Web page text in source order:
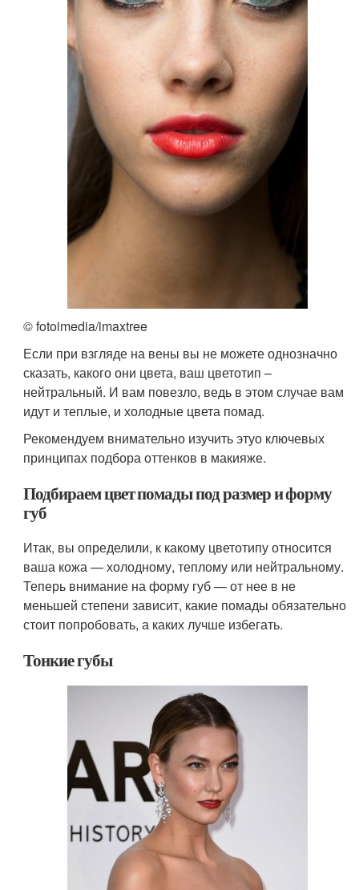
© fotoimedia/imaxtree
Если при взгляде на вены вы не можете однозначно
сказать, какого они цвета, ваш цветотип –
нейтральный. И вам повезло, ведь в этом случае вам
идут и теплые, и холодные цвета помад.
Рекомендуем внимательно изучить этуо ключевых
принципах подбора оттенков в макияже.
Подбираем цвет помады под размер и форму
губ
Итак, вы определили, к какому цветотипу относится
ваша кожа — холодному, теплому или нейтральному.
Теперь внимание на форму губ — от нее в не
меньшей степени зависит, какие помады обязательно
стоит попробовать, а каких лучше избегать.
Тонкие губы